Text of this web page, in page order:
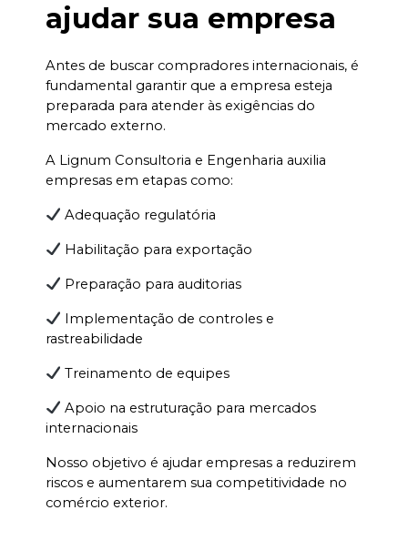
ajudar sua empresa
Antes de buscar compradores internacionais, é
fundamental garantir que a empresa esteja
preparada para atender às exigências do
mercado externo.
A Lignum Consultoria e Engenharia auxilia
empresas em etapas como:
Adequação regulatória
Habilitação para exportação
Preparação para auditorias
Implementação de controles e
rastreabilidade
Treinamento de equipes
Apoio na estruturação para mercados
internacionais
Nosso objetivo é ajudar empresas a reduzirem
riscos e aumentarem sua competitividade no
comércio exterior.